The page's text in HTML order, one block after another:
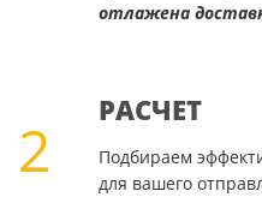
отлажена
2
РАСЧЕТ
Подбираем
для вашего